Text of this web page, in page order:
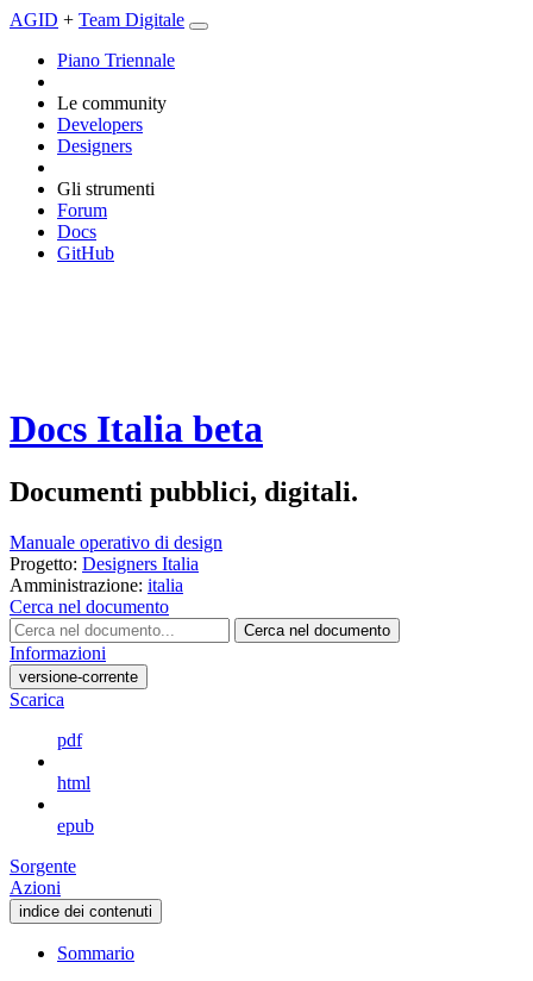
AGID + Team Digitale
Piano Triennale
Le community
Developers
Designers
Gli strumenti
Forum
Docs
GitHub
Docs Italia beta
Documenti pubblici, digitali.
Manuale operativo di design
Progetto: Designers Italia
Amministrazione: italia
Cerca nel documento
Cerca nel documento
Informazioni
versione-corrente
Scarica
pdf
html
epub
Sorgente
Azioni
indice dei contenuti
Sommario